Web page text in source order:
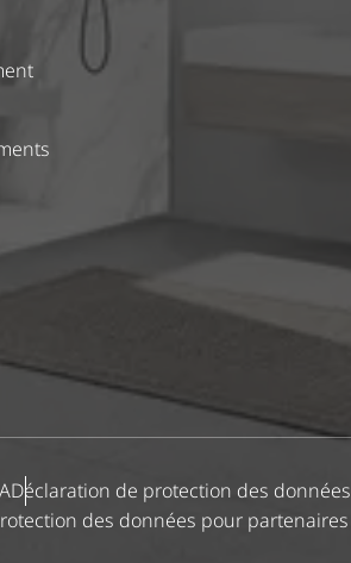
Déclaration de protection des données
des données pour partenaires